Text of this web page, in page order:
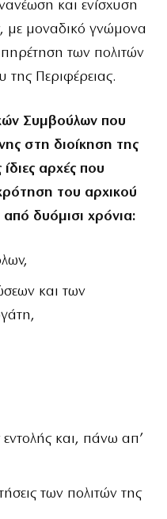
και ενίσχυση
με μοναδικό γνώμονα
των πολιτών
της Περιφέρειας.
Συμβούλων που
στη διοίκηση της
ίδιες αρχές που
του αρχικού
από δυόμισι χρόνια:
και των
και, πάνω απ’
των πολιτών της